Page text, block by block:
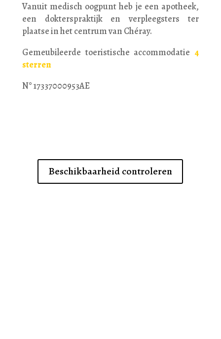
Vanuit medisch oogpunt heb je een apotheek,
een dokterspraktijk en verpleegsters ter
plaatse in het centrum van Chéray.
Gemeubileerde toeristische accommodatie 4
sterren
N° 17337000953AE
Beschikbaarheid controleren